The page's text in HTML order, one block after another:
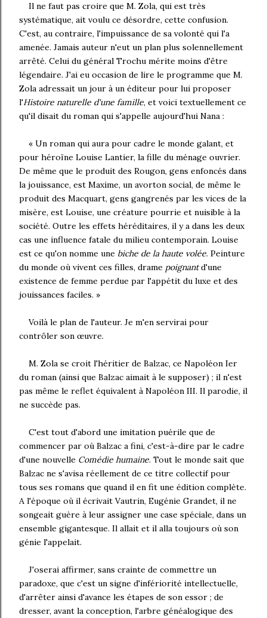
Il ne faut pas croire que M. Zola, qui est très
systématique, ait voulu ce désordre, cette confusion.
C'est, au contraire, l'impuissance de sa volonté qui l'a
amenée. Jamais auteur n'eut un plan plus solennellement
arrêté. Celui du général Trochu mérite moins d'être
légendaire. J'ai eu occasion de lire le programme que M.
Zola adressait un jour à un éditeur pour lui proposer
l'Histoire naturelle d'une famille, et voici textuellement ce
qu'il disait du roman qui s'appelle aujourd'hui Nana :
« Un roman qui aura pour cadre le monde galant, et
pour héroïne Louise Lantier, la fille du ménage ouvrier.
De même que le produit des Rougon, gens enfoncés dans
la jouissance, est Maxime, un avorton social, de même le
produit des Macquart, gens gangrenés par les vices de la
misère, est Louise, une créature pourrie et nuisible à la
société. Outre les effets héréditaires, il y a dans les deux
cas une influence fatale du milieu contemporain. Louise
est ce qu'on nomme une biche de la haute volée. Peinture
du monde où vivent ces filles, drame poignantd'une
existence de femme perdue par l'appétit du luxe et des
jouissances faciles. »
Voilà le plan de l'auteur. Je m'en servirai pour
contrôler son œuvre.
M. Zola se croit l'héritier de Balzac, ce Napoléon Ier
du roman (ainsi que Balzac aimait à le supposer) ; il n'est
pas même le reflet équivalent à Napoléon III. Il parodie, il
ne succède pas.
C'est tout d'abord une imitation puérile que de
commencer par où Balzac a fini, c'est-à-dire par le cadre
d'une nouvelle Comédie humaine. Tout le monde sait que
Balzac ne s'avisa réellement de ce titre collectif pour
tous ses romans que quand il en fit une édition complète.
A l'époque où il écrivait Vautrin, Eugénie Grandet, il ne
songeait guère à leur assigner une case spéciale, dans un
ensemble gigantesque. Il allait et il alla toujours où son
génie l'appelait.
J'oserai affirmer, sans crainte de commettre un
paradoxe, que c'est un signe d'infériorité intellectuelle,
d'arrêter ainsi d'avance les étapes de son essor ; de
dresser, avant la conception, l'arbre généalogique des